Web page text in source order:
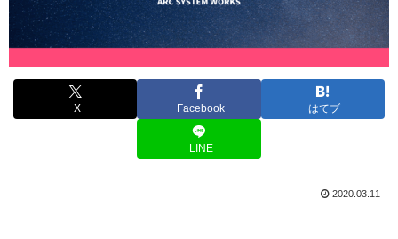
X Facebook はてブ
LINE
2020.03.11